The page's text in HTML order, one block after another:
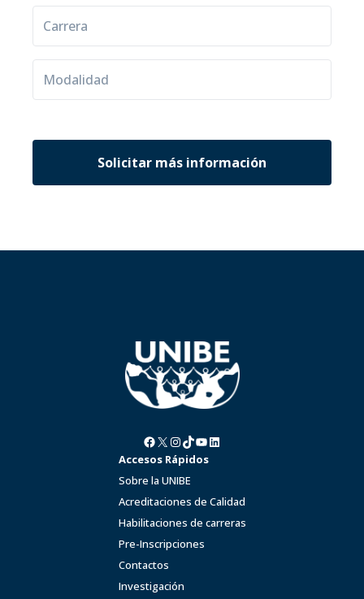
Facebook X InstagramTikTok YouTube LinkedIn
Accesos Rápidos
Sobre la UNIBE
Acreditaciones de Calidad
Habilitaciones de carreras
Pre-Inscripciones
Contactos
Investigación